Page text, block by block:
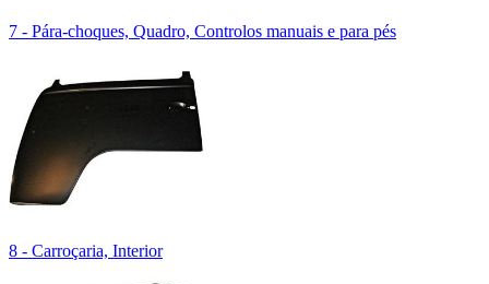
7 - Pára-choques, Quadro, Controlos manuais e para pés
8 - Carroçaria, Interior